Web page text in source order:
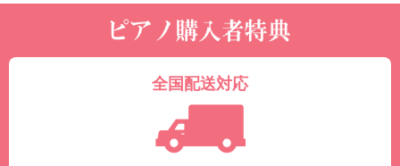
全国配送対応